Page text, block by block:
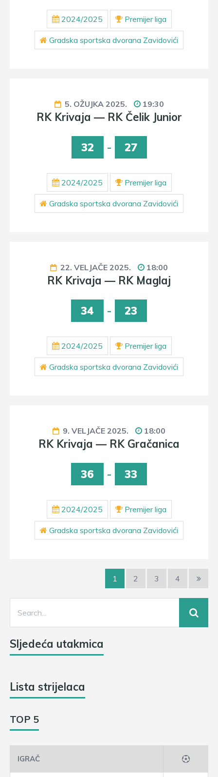
2024/2025 Premijer liga
Gradska sportska dvorana Zavidovići
5. OŽUJKA 2025. 19:30
RK Krivaja — RK Čelik Junior
32 - 27
2024/2025 Premijer liga
Gradska sportska dvorana Zavidovići
22. VELJAČE 2025. 18:00
RK Krivaja — RK Maglaj
34 - 23
2024/2025 Premijer liga
Gradska sportska dvorana Zavidovići
9. VELJAČE 2025. 18:00
RK Krivaja — RK Gračanica
36 - 33
2024/2025 Premijer liga
Gradska sportska dvorana Zavidovići
1 2 3 4
Sljedeća utakmica
Lista strijelaca
TOP 5
IGRAČ